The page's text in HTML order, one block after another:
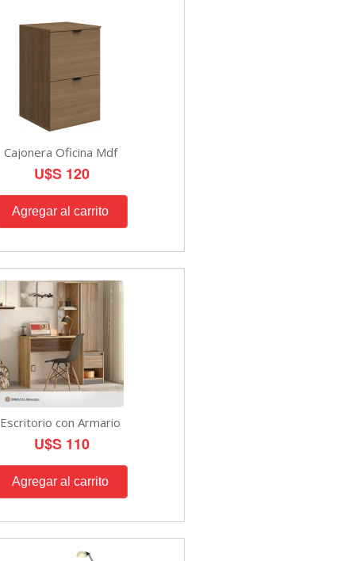
Cajonera Oficina Mdf
U$S 120
Escritorio con Armario
U$S 110